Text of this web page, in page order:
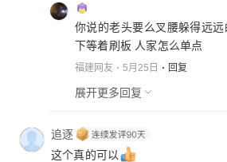
你说的老头要么叉腰躲得远
下等着刷板 人家怎么单点
福建网友 5月25日 回复
展开更多回复
追逐
这个真的可以